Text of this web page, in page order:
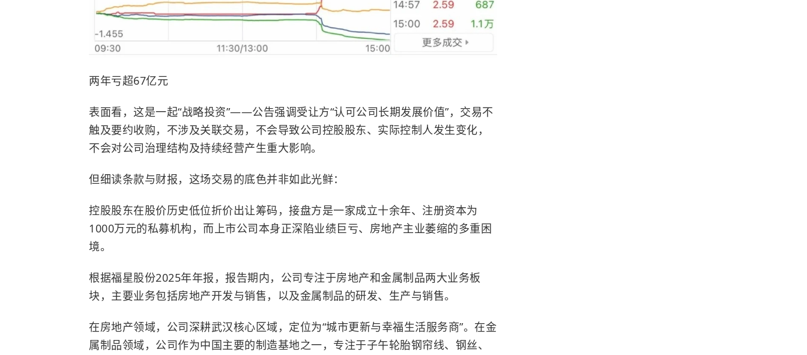
两年亏超67亿元
表面看，这是一起“战略投资”——公告强调受让方“认可公司长期发展价值”，交易不
触及要约收购，不涉及关联交易，不会导致公司控股股东、实际控制人发生变化，
不会对公司治理结构及持续经营产生重大影响。
但细读条款与财报，这场交易的底色并非如此光鲜：
控股股东在股价历史低位折价出让筹码，接盘方是一家成立十余年、注册资本为
1000万元的私募机构，而上市公司本身正深陷业绩巨亏、房地产主业萎缩的多重困
境。
根据福星股份2025年年报，报告期内，公司专注于房地产和金属制品两大业务板
块，主要业务包括房地产开发与销售，以及金属制品的研发、生产与销售。
在房地产领域，公司深耕武汉核心区域，定位为“城市更新与幸福生活服务商”。在金
属制品领域，公司作为中国主要的制造基地之一，专注于子午轮胎钢帘线、钢丝、